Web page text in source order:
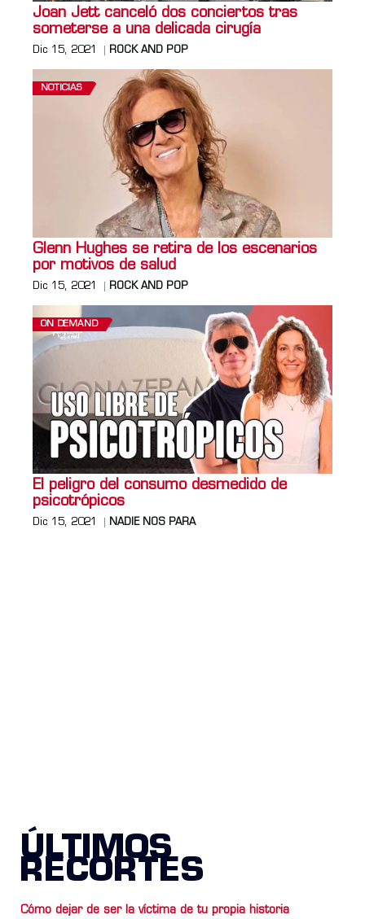
Joan Jett canceló dos conciertos tras
someterse a una delicada cirugía
Dic 15, 2021 ROCK AND POP
NOTICIAS
Glenn Hughes se retira de los escenarios
por motivos de salud
Dic 15, 2021 ROCK AND POP
ON DEMAND
El peligro del consumo desmedido de
psicotrópicos
Dic 15, 2021 NADIE NOS PARA
ÚLTIMOS
RECORTES
Cómo dejar de ser la víctima de tu propia historia